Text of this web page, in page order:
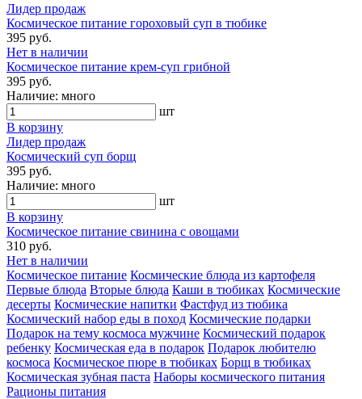
Лидер продаж
Космическое питание гороховый суп в тюбике
395 руб.
Нет в наличии
Космическое питание крем-суп грибной
395 руб.
Наличие: много
шт
В корзину
Лидер продаж
Космический суп борщ
395 руб.
Наличие: много
шт
В корзину
Космическое питание свинина с овощами
310 руб.
Нет в наличии
Космическое питание Космические блюда из картофеля
Первые блюда Вторые блюда Каши в тюбиках Космические
десерты Космические напитки Фастфуд из тюбика
Космический набор еды в поход Космические подарки
Подарок на тему космоса мужчине Космический подарок
ребенку Космическая еда в подарок Подарок любителю
космоса Космическое пюре в тюбиках Борщ в тюбиках
Космическая зубная паста Наборы космического питания
Рационы питания